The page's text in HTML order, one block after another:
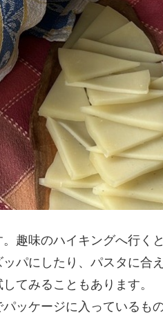
趣味のハイキングへ行く
パにしたり、パスタに合
てみることもあります。
ッケージに入っているも